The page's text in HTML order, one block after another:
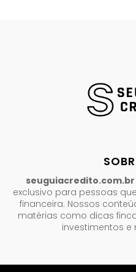
seuguiacredito.com.br
exclusivo para pessoas
financeira. Nossos
matérias como dicas
investimentos